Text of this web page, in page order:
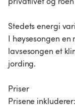
Stedets energi
I høysesongen
lavsesongen et
jording.
Priser
Prisene